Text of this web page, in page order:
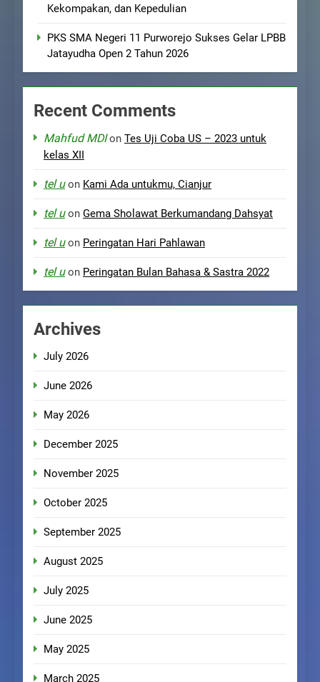
Kekompakan, dan Kepedulian
PKS SMA Negeri 11 Purworejo Sukses Gelar LPBB
Jatayudha Open 2 Tahun 2026
Recent Comments
Mahfud MDIon Tes Uji Coba US – 2023 untuk
kelas XII
tel uon Kami Ada untukmu, Cianjur
tel uon Gema Sholawat Berkumandang Dahsyat
tel uon Peringatan Hari Pahlawan
tel uon Peringatan Bulan Bahasa & Sastra 2022
Archives
July 2026
June 2026
May 2026
December 2025
November 2025
October 2025
September 2025
August 2025
July 2025
June 2025
May 2025
March 2025